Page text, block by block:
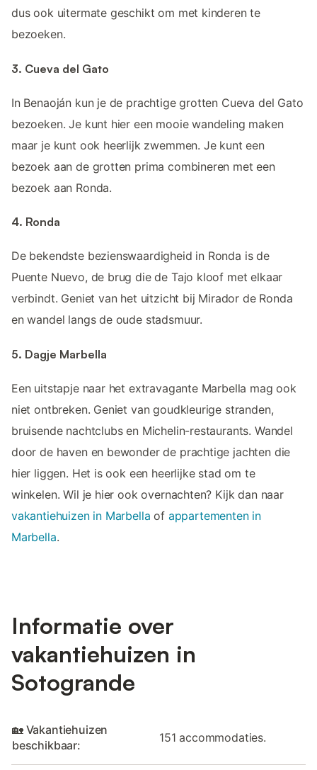
dus ook uitermate geschikt om met kinderen te
bezoeken.
3. Cueva del Gato
In Benaoján kun je de prachtige grotten Cueva del Gato
bezoeken. Je kunt hier een mooie wandeling maken
maar je kunt ook heerlijk zwemmen. Je kunt een
bezoek aan de grotten prima combineren met een
bezoek aan Ronda.
4. Ronda
De bekendste bezienswaardigheid in Ronda is de
Puente Nuevo, de brug die de Tajo kloof met elkaar
verbindt. Geniet van het uitzicht bij Mirador de Ronda
en wandel langs de oude stadsmuur.
5. Dagje Marbella
Een uitstapje naar het extravagante Marbella mag ook
niet ontbreken. Geniet van goudkleurige stranden,
bruisende nachtclubs en Michelin-restaurants. Wandel
door de haven en bewonder de prachtige jachten die
hier liggen. Het is ook een heerlijke stad om te
winkelen. Wil je hier ook overnachten? Kijk dan naar
vakantiehuizen in Marbella of appartementen in
Marbella.
Informatie over
vakantiehuizen in
Sotogrande
🏡 Vakantiehuizen
beschikbaar:
151 accommodaties.